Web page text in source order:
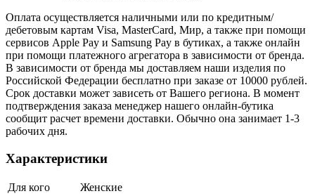
Оплата осуществляется наличными или по кредитным/
дебетовым картам Visa, MasterCard, Мир, а также при помощи
сервисов Apple Pay и Samsung Pay в бутиках, а также онлайн
при помощи платежного агрегатора в зависимости от бренда.
В зависимости от бренда мы доставляем наши изделия по
Российской Федерации бесплатно при заказе от 10000 рублей.
Срок доставки может зависеть от Вашего региона. В момент
подтверждения заказа менеджер нашего онлайн-бутика
сообщит расчет времени доставки. Обычно она занимает 1-3
рабочих дня.
Характеристики
Для кого
Женские